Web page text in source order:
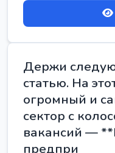
Держи
статью. На
огромный и
сектор с
вакансий —
предпри